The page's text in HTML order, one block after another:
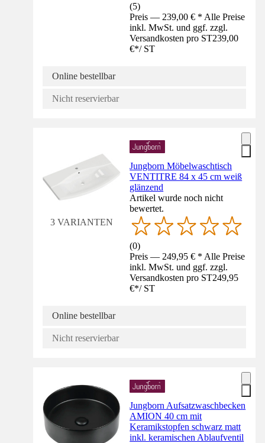
(5)
Preis — 239,00 € * Alle Preise
inkl. MwSt. und ggf. zzgl.
Versandkosten pro ST239,00
€*/ ST
Online bestellbar
Nicht reservierbar
3 VARIANTEN
Jungborn Möbelwaschtisch
VENTITRE 84 x 45 cm weiß
glänzend
Artikel wurde noch nicht
bewertet.
(0)
Preis — 249,95 € * Alle Preise
inkl. MwSt. und ggf. zzgl.
Versandkosten pro ST249,95
€*/ ST
Online bestellbar
Nicht reservierbar
Jungborn Aufsatzwaschbecken
AMION 40 cm mit
Keramikstopfen schwarz matt
inkl. keramischen Ablaufventil